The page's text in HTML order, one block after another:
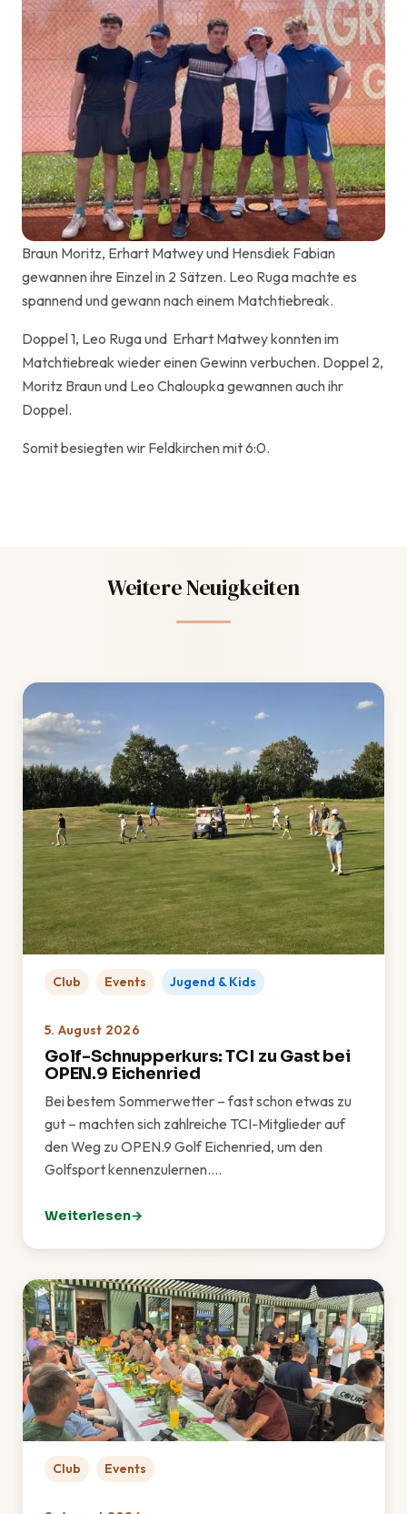
Braun Moritz, Erhart Matwey und Hensdiek Fabian
gewannen ihre Einzel in 2 Sätzen. Leo Ruga machte es
spannend und gewann nach einem Matchtiebreak.
Doppel 1, Leo Ruga und Erhart Matwey konnten im
Matchtiebreak wieder einen Gewinn verbuchen. Doppel 2,
Moritz Braun und Leo Chaloupka gewannen auch ihr
Doppel.
Somit besiegten wir Feldkirchen mit 6:0.
Weitere Neuigkeiten
Club Events Jugend & Kids
5. August 2026
Golf-Schnupperkurs: TCI zu Gast bei
OPEN.9 Eichenried
Bei bestem Sommerwetter – fast schon etwas zu
gut – machten sich zahlreiche TCI-Mitglieder auf
den Weg zu OPEN.9 Golf Eichenried, um den
Golfsport kennenzulernen.…
Weiterlesen
: Golf-Schnupperkurs: TCI zu Gast bei OPEN.9
Club Events